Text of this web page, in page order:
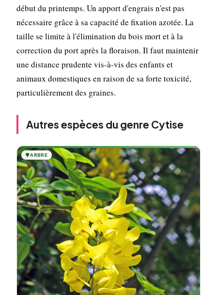
début du printemps. Un apport d'engrais n'est pas
nécessaire grâce à sa capacité de fixation azotée. La
taille se limite à l'élimination du bois mort et à la
correction du port après la floraison. Il faut maintenir
une distance prudente vis-à-vis des enfants et
animaux domestiques en raison de sa forte toxicité,
particulièrement des graines.
Autres espèces du genre Cytise
🌳ARBRE